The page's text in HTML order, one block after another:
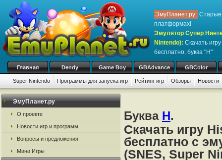
ЭмуПланет.ру: Старые
платформах!
Эмулятор Супер
Nintendo): Скачать игру
бесплатно, буква "H"
Главная Dendy Game Boy GBAdvance GBColor
Super Nintendo Программы для запуска игр Рейтинг игр Обзоры Новости
Игры: # A B C D E F G H I
ЭмуПланет.ру
О проекте
Новости игр и программ
Вопросы и предложения
Мини Игры
Буква H.
Скачать игру
бесплатно с
(SNES, Super